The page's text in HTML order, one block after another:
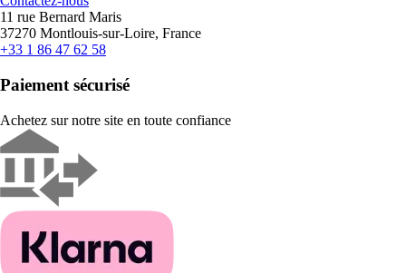
11 rue Bernard Maris
37270 Montlouis-sur-Loire, France
+33 1 86 47 62 58
Paiement sécurisé
Achetez sur notre site en toute confiance